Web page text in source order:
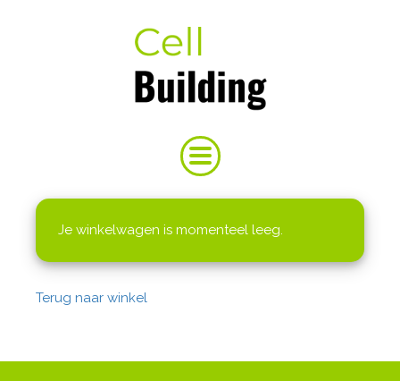
Je winkelwagen is momenteel leeg.
Terug naar winkel